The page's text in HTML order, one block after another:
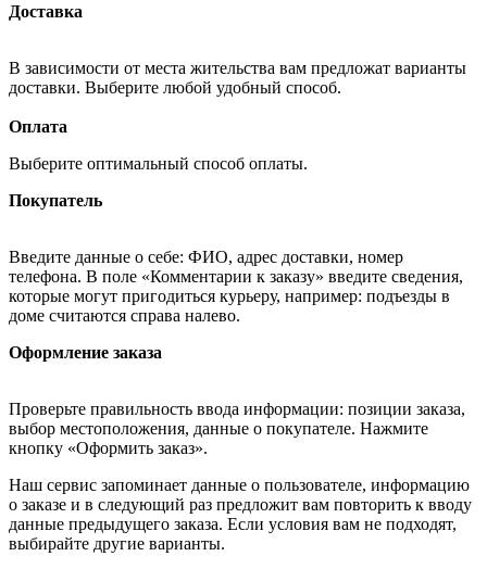
Доставка
В зависимости от места жительства вам предложат варианты
доставки. Выберите любой удобный способ.
Оплата
Выберите оптимальный способ оплаты.
Покупатель
Введите данные о себе: ФИО, адрес доставки, номер
телефона. В поле «Комментарии к заказу» введите сведения,
которые могут пригодиться курьеру, например: подъезды в
доме считаются справа налево.
Оформление заказа
Проверьте правильность ввода информации: позиции заказа,
выбор местоположения, данные о покупателе. Нажмите
кнопку «Оформить заказ».
Наш сервис запоминает данные о пользователе, информацию
о заказе и в следующий раз предложит вам повторить к вводу
данные предыдущего заказа. Если условия вам не подходят,
выбирайте другие варианты.